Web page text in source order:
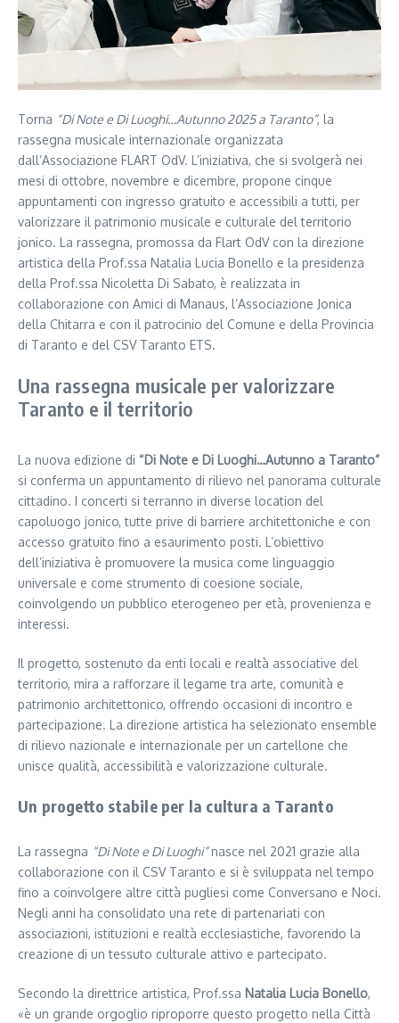
Torna “Di Note e Di Luoghi…Autunno 2025 a Taranto”, la
rassegna musicale internazionale organizzata
dall’Associazione FLART OdV. L’iniziativa, che si svolgerà nei
mesi di ottobre, novembre e dicembre, propone cinque
appuntamenti con ingresso gratuito e accessibili a tutti, per
valorizzare il patrimonio musicale e culturale del territorio
jonico. La rassegna, promossa da Flart OdV con la direzione
artistica della Prof.ssa Natalia Lucia Bonello e la presidenza
della Prof.ssa Nicoletta Di Sabato, è realizzata in
collaborazione con Amici di Manaus, l’Associazione Jonica
della Chitarra e con il patrocinio del Comune e della Provincia
di Taranto e del CSV Taranto ETS.
Una rassegna musicale per valorizzare
Taranto e il territorio
La nuova edizione di “Di Note e Di Luoghi…Autunno a Taranto”
si conferma un appuntamento di rilievo nel panorama culturale
cittadino. I concerti si terranno in diverse location del
capoluogo jonico, tutte prive di barriere architettoniche e con
accesso gratuito fino a esaurimento posti. L’obiettivo
dell’iniziativa è promuovere la musica come linguaggio
universale e come strumento di coesione sociale,
coinvolgendo un pubblico eterogeneo per età, provenienza e
interessi.
Il progetto, sostenuto da enti locali e realtà associative del
territorio, mira a rafforzare il legame tra arte, comunità e
patrimonio architettonico, offrendo occasioni di incontro e
partecipazione. La direzione artistica ha selezionato ensemble
di rilievo nazionale e internazionale per un cartellone che
unisce qualità, accessibilità e valorizzazione culturale.
Un progetto stabile per la cultura a Taranto
La rassegna “Di Note e Di Luoghi”nasce nel 2021 grazie alla
collaborazione con il CSV Taranto e si è sviluppata nel tempo
fino a coinvolgere altre città pugliesi come Conversano e Noci.
Negli anni ha consolidato una rete di partenariati con
associazioni, istituzioni e realtà ecclesiastiche, favorendo la
creazione di un tessuto culturale attivo e partecipato.
Secondo la direttrice artistica, Prof.ssa Natalia Lucia Bonello,
«è un grande orgoglio riproporre questo progetto nella Città